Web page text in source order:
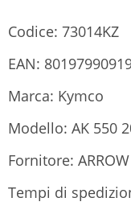
Codice: 73014KZ
EAN:
Marca: Kymco
Modello: AK 550
Fornitore: ARROW
Tempi di